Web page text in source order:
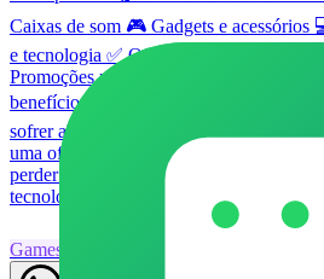
Caixas de som 🎮 Gadgets e acessórios
e tecnologia ✅ Ofertas verificadas ✅
Promoções por tempo limitado ✅
benefício ⚠️ Algumas promoções podem
sofrer alteração de preço sem aviso.
uma oferta interessante. 🔔 Ative as
perder os melhores achados. Corvion
tecnologia com economia todos os dias.
Games